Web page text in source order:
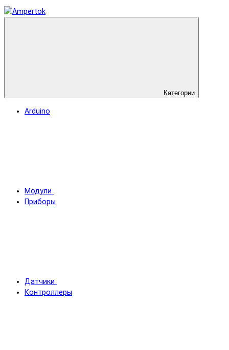
Категории
Arduino
Модули
Приборы
Датчики
Контроллеры